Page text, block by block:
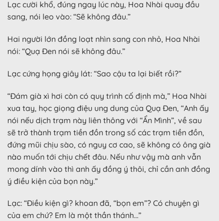
Lạc cười khổ, đúng ngay lúc này, Hoa Nhài quay đầu
sang, nói leo vào: “Sẽ không đâu.”
Hai người lớn đồng loạt nhìn sang con nhỏ, Hoa Nhài
nói: “Quạ Đen nói sẽ không đâu.”
Lạc cứng họng giây lát: “Sao cậu ta lại biết rồi?”
“Đám già xì hơi còn có quy trình cố định mà,” Hoa Nhài
xua tay, học giọng điệu ung dung của Quạ Đen, “Anh ấy
nói nếu dịch trạm này liên thông với “Ẩn Mình”, về sau
sẽ trở thành trạm tiền đồn trong số các trạm tiền đồn,
đứng mũi chịu sào, có nguy cơ cao, sẽ không có ông già
nào muốn tới chịu chết đâu. Nếu như vậy mà anh vẫn
mong dính vào thì anh ấy đồng ý thôi, chỉ cần anh đồng
ý điều kiện của bọn này.”
Lạc: “Điều kiện gì? khoan đã, “bọn em”? Có chuyện gì
của em chứ? Em là một thần thánh…”